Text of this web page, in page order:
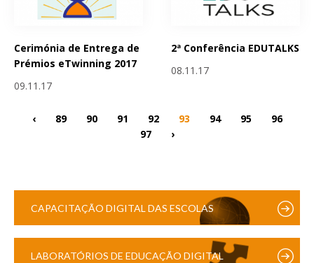
Cerimónia de Entrega de
Prémios eTwinning 2017
09.11.17
2ª Conferência EDUTALKS
08.11.17
‹ 89 90 91 92 93 94 95
96
97
›
CAPACITAÇÃO DIGITAL DAS ESCOLAS
LABORATÓRIOS DE EDUCAÇÃO DIGITAL